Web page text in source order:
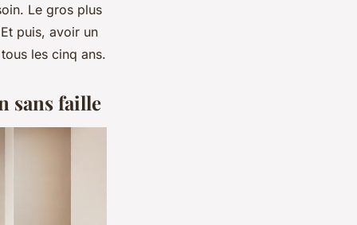
Le gros plus
puis, avoir un
les cinq ans.
sans faille